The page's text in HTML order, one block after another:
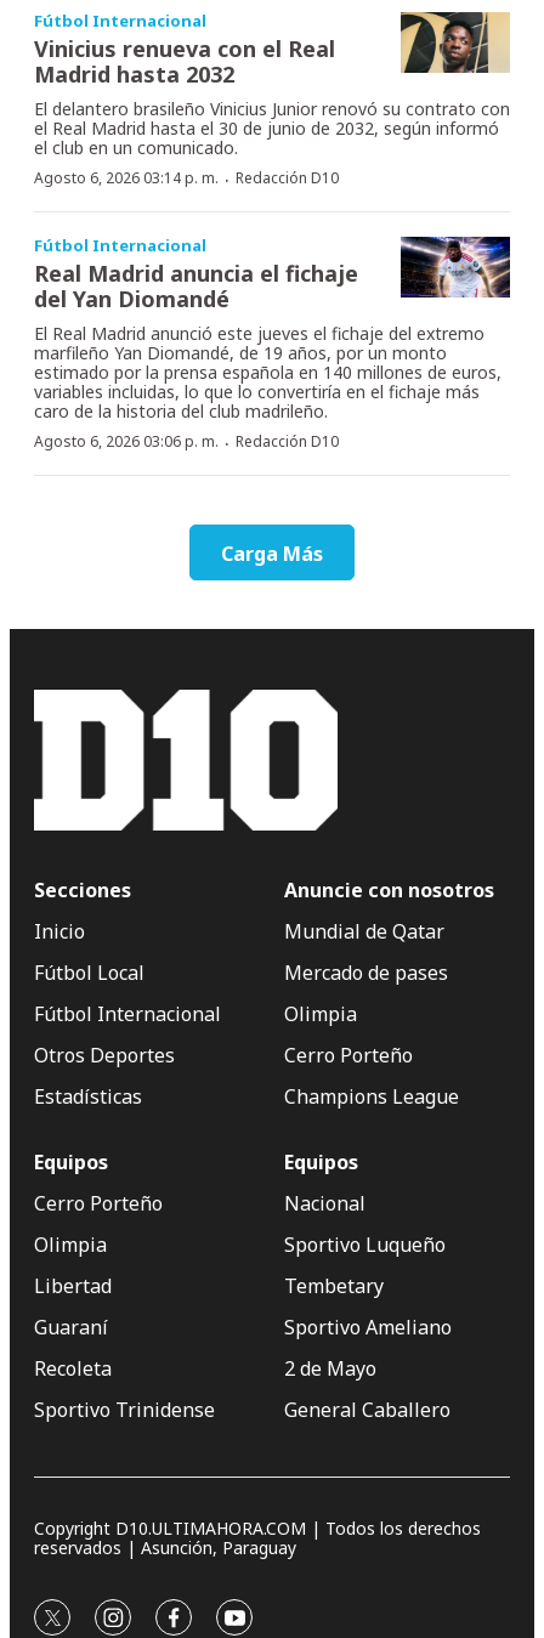
Fútbol Internacional
Vinicius renueva con el Real
Madrid hasta 2032
El delantero brasileño Vinicius Junior renovó su contrato con
el Real Madrid hasta el 30 de junio de 2032, según informó
el club en un comunicado.
Agosto 6, 2026 03:14 p. m. · Redacción D10
Fútbol Internacional
Real Madrid anuncia el fichaje
del Yan Diomandé
El Real Madrid anunció este jueves el fichaje del extremo
marfileño Yan Diomandé, de 19 años, por un monto
estimado por la prensa española en 140 millones de euros,
variables incluidas, lo que lo convertiría en el fichaje más
caro de la historia del club madrileño.
Agosto 6, 2026 03:06 p. m. · Redacción D10
Carga Más
Secciones
Inicio
Fútbol Local
Fútbol Internacional
Otros Deportes
Estadísticas
Anuncie con nosotros
Mundial de Qatar
Mercado de pases
Olimpia
Cerro Porteño
Champions League
Equipos
Cerro Porteño
Olimpia
Libertad
Guaraní
Recoleta
Sportivo Trinidense
Equipos
Nacional
Sportivo Luqueño
Tembetary
Sportivo Ameliano
2 de Mayo
General Caballero
Copyright D10.ULTIMAHORA.COM | Todos los derechos
reservados | Asunción, Paraguay
twitterinstagram
facebookyoutube